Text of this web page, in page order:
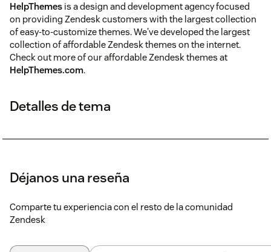
HelpThemes is a design and development agency focused
on providing Zendesk customers with the largest collection
of easy-to-customize themes. We've developed the largest
collection of affordable Zendesk themes on the internet.
Check out more of our affordable Zendesk themes at
HelpThemes.com.
Detalles de tema
Déjanos una reseña
Comparte tu experiencia con el resto de la comunidad
Zendesk